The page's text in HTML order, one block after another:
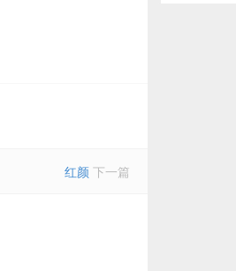
红颜 下一篇